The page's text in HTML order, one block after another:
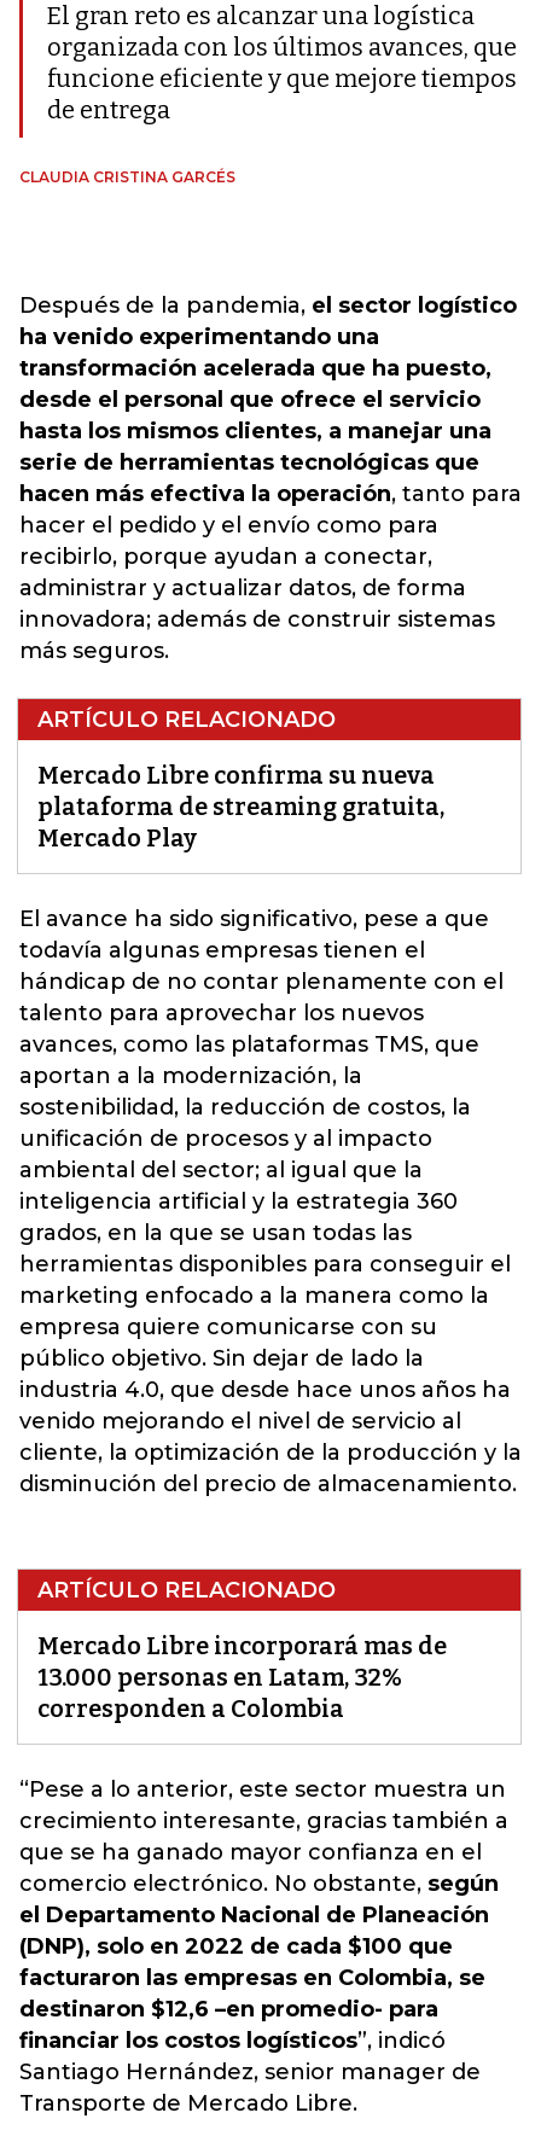
El gran reto es alcanzar una logística
organizada con los últimos avances, que
funcione eficiente y que mejore tiempos
de entrega
CLAUDIA CRISTINA GARCÉS
Después de la pandemia, el sector logístico
ha venido experimentando una
transformación acelerada que ha puesto,
desde el personal que ofrece el servicio
hasta los mismos clientes, a manejar una
serie de herramientas tecnológicas que
hacen más efectiva la operación, tanto para
hacer el pedido y el envío como para
recibirlo, porque ayudan a conectar,
administrar y actualizar datos, de forma
innovadora; además de construir sistemas
más seguros.
ARTÍCULO RELACIONADO
Mercado Libre confirma su nueva
plataforma de streaming gratuita,
Mercado Play
El avance ha sido significativo, pese a que
todavía algunas empresas tienen el
hándicap de no contar plenamente con el
talento para aprovechar los nuevos
avances, como las plataformas TMS, que
aportan a la modernización, la
sostenibilidad, la reducción de costos, la
unificación de procesos y al impacto
ambiental del sector; al igual que la
inteligencia artificial y la estrategia 360
grados, en la que se usan todas las
herramientas disponibles para conseguir el
marketing enfocado a la manera como la
empresa quiere comunicarse con su
público objetivo. Sin dejar de lado la
industria 4.0, que desde hace unos años ha
venido mejorando el nivel de servicio al
cliente, la optimización de la producción y la
disminución del precio de almacenamiento.
ARTÍCULO RELACIONADO
Mercado Libre incorporará mas de
13.000 personas en Latam, 32%
corresponden a Colombia
“Pese a lo anterior, este sector muestra un
crecimiento interesante, gracias también a
que se ha ganado mayor confianza en el
comercio electrónico. No obstante, según
el Departamento Nacional de Planeación
(DNP), solo en 2022 de cada $100 que
facturaron las empresas en Colombia, se
destinaron $12,6 –en promedio- para
financiar los costos logísticos”, indicó
Santiago Hernández, senior manager de
Transporte de Mercado Libre.